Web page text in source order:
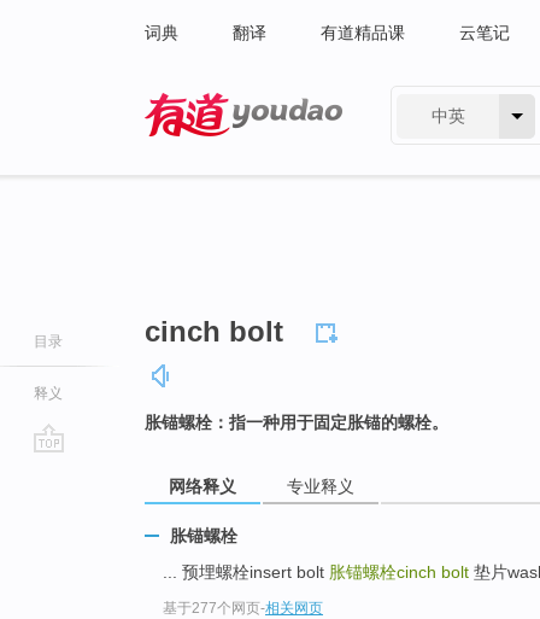
词典 翻译 有道精品课 云笔记
中英
目录
释义
cinch bolt
胀锚螺栓：指一种用于固定胀锚的螺栓。
网络释义 专业释义
胀锚螺栓
... 预埋螺栓insert bolt 胀锚螺栓cinch bolt 垫片
基于277个网页-相关网页